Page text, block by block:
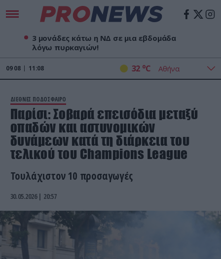
3 μονάδες κάτω η ΝΔ σε μια εβδομάδα
λόγω πυρκαγιών!
09 08 11:08 32 oC
ΔΙΕΘΝΕΣ ΠΟΔΟΣΦΑΙΡΟ
Παρίσι: Σοβαρά επεισόδια μεταξύ
οπαδών και αστυνομικών
δυνάμεων κατά τη διάρκεια του
τελικού του Champions League
Τουλάχιστον 10 προσαγωγές
30.05.2026 | 20:57